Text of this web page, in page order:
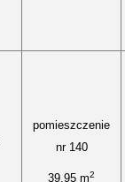
pomieszczenie
nr 140
39,95 m2